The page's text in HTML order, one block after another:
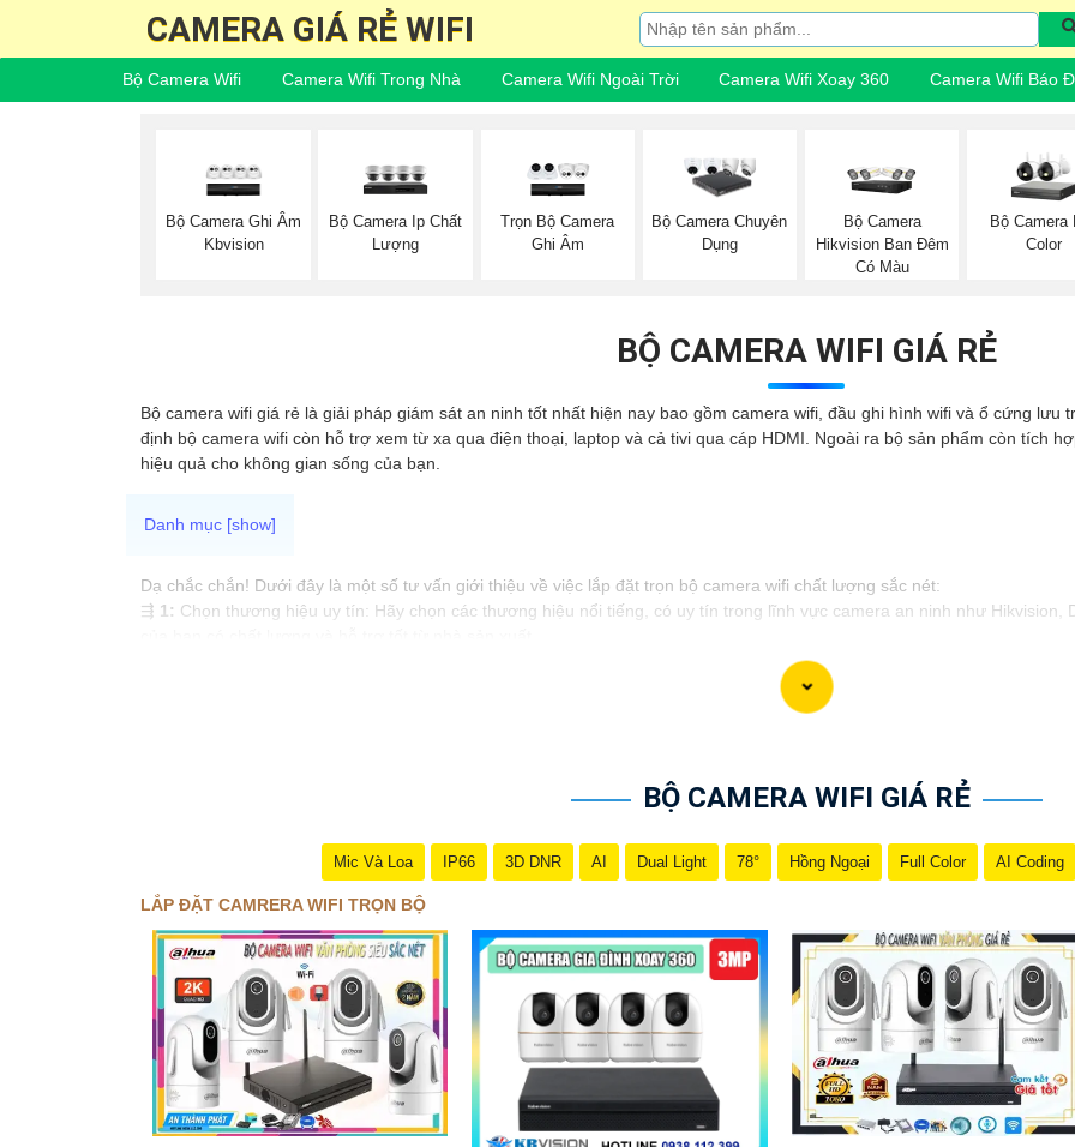
CAMERA GIÁ RẺ WIFI
Bộ Camera Wifi Camera Wifi Trong Nhà Camera Wifi Ngoài Trời Camera Wifi Xoay 360 Camera Wifi Báo
Bộ Camera Ghi Âm
Kbvision
Bộ Camera Ip Chất
Lượng
Trọn Bộ Camera
Ghi Âm
Bộ Camera Chuyên
Dụng
Bộ Camera
Hikvision Ban Đêm
Có Màu
Bộ Camera
Color
BỘ CAMERA WIFI GIÁ RẺ
Bộ camera wifi giá rẻ là giải pháp giám sát an ninh tốt nhất hiện nay bao gồm camera wifi, đầu ghi hình wifi và ổ cứng
định bộ camera wifi còn hỗ trợ xem từ xa qua điện thoại, laptop và cả tivi qua cáp HDMI. Ngoài ra bộ sản phẩm còn tích
hiệu quả cho không gian sống của bạn.
Dạ chắc chắn! Dưới đây là một số tư vấn giới thiệu về việc lắp đặt trọn bộ camera wifi chất lượng sắc nét:
⇶ 1: Chọn thương hiệu uy tín: Hãy chọn các thương hiệu nổi tiếng, có uy tín trong lĩnh vực camera an ninh như Hikvision,
Chọn camera có độ phân giải cao: Để Hoàn toàn tin cậy hình ảnh sắc nét, lựa chọn camera có độ phân giải cao
Chọn camera có chức năng ghi hình trong đêm: Camera cần có khả năng quan sát trong điều kiện ánh sáng yếu
Vị trí lắp đặt: Lựa chọn vị trí lắp đặt camera sao cho có thể quan sát rõ ràng mọi góc nhìn quan trọng. Đảm bảo
Những gợi ý trên hy vọng sẽ giúp bạn lắp đặt camera wifi trọn bộ một cách hiệu quả và dễ dàng. Nếu bạn cần thêm
chúng tôi. Chúc bạn thành công!
BỘ CAMERA WIFI GIÁ RẺ
Mic Và Loa IP66 3D DNR AI Dual Light 78° Hồng Ngoại Full Color AI Coding
LẮP ĐẶT CAMRERA WIFI TRỌN BỘ